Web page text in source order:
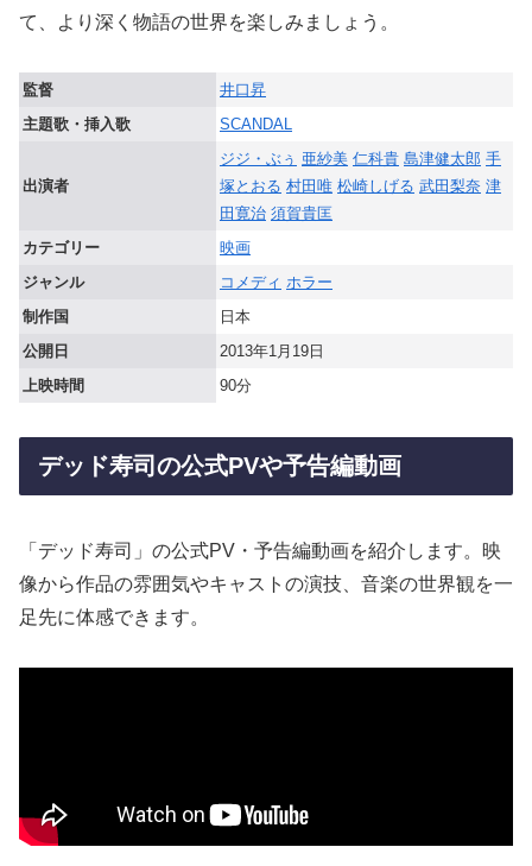
て、より深く物語の世界を楽しみましょう。
監督
井口昇
主題歌・挿入歌
SCANDAL
出演者
ジジ・ぶぅ 亜紗美 仁科貴 島津健太郎 手
塚とおる 村田唯 松崎しげる 武田梨奈 津
田寛治 須賀貴匡
カテゴリー
映画
ジャンル
コメディ ホラー
制作国
日本
公開日
2013年1月19日
上映時間
90分
デッド寿司の公式PVや予告編動画
「デッド寿司」の公式PV・予告編動画を紹介します。映
像から作品の雰囲気やキャストの演技、音楽の世界観を一
足先に体感できます。